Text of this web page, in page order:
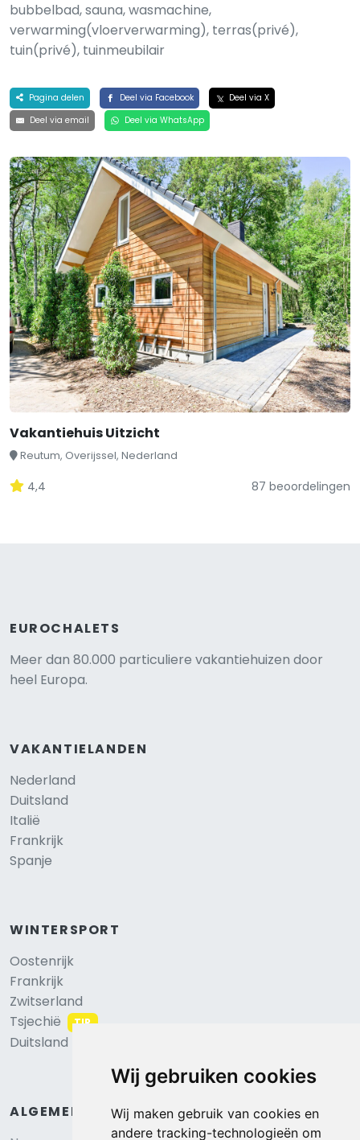
Wij gebruiken cookies
Wij maken gebruik van cookies en
andere tracking-technologieën om
bubbelbad, sauna, wasmachine,
verwarming(vloerverwarming), terras(privé),
tuin(privé), tuinmeubilair
Pagina delen Deel via Facebook
Deel via X
Deel via email
Deel via WhatsApp
Vakantiehuis Uitzicht
Reutum, Overijssel, Nederland
4,4 87 beoordelingen
EUROCHALETS
Meer dan 80.000 particuliere vakantiehuizen door
heel Europa.
VAKANTIELANDEN
Nederland
Duitsland
Italië
Frankrijk
Spanje
WINTERSPORT
Oostenrijk
Frankrijk
Zwitserland
Tsjechië
TIP
Duitsland
ALGEMEEN